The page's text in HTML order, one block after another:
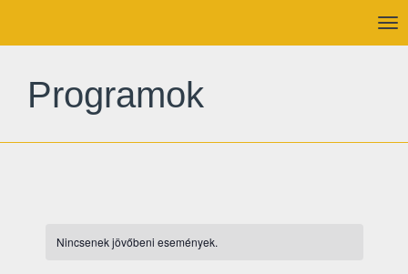
Programok
Nincsenek jövőbeni események.